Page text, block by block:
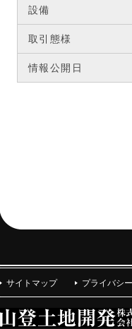
設備
取引態様
情報公開日
サイトマップ プライバシ